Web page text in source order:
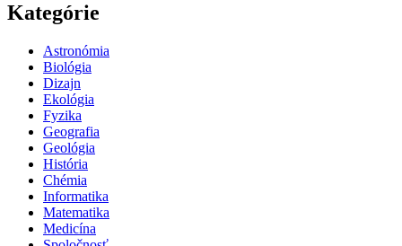
Kategórie
Astronómia
Biológia
Dizajn
Ekológia
Fyzika
Geografia
Geológia
História
Chémia
Informatika
Matematika
Medicína